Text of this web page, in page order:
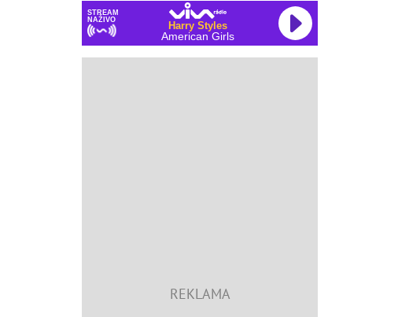
STREAM
NAŽIVO
Harry Styles
American Girls